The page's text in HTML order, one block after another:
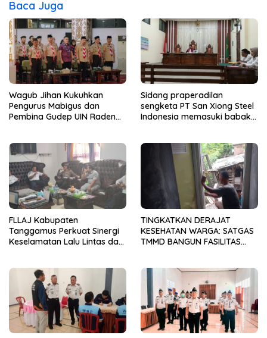
Baca Juga
Wagub Jihan Kukuhkan
Pengurus Mabigus dan
Pembina Gudep UIN Raden
Muda
Sidang praperadilan
sengketa PT San Xiong Steel
Indonesia memasuki babak
FLLAJ Kabupaten
Tanggamus Perkuat Sinergi
Keselamatan Lalu Lintas dan
TINGKATKAN DERAJAT
KESEHATAN WARGA: SATGAS
TMMD BANGUN FASILITAS